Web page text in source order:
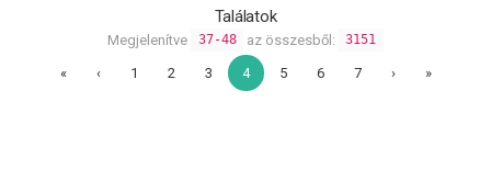
Találatok
Megjelenítve 37-48 az összesből: 3151
« ‹ 1 2 3 4 5 6 7 › »